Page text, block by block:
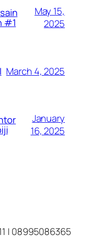
#1
May 15,
2025
March 4, 2025
January
16, 2025
| 08995086365